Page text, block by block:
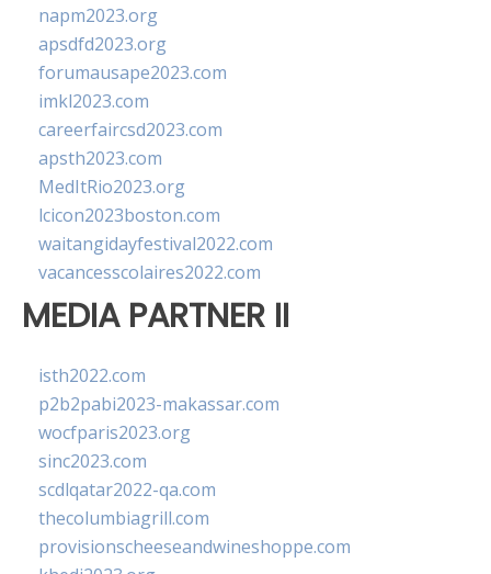
napm2023.org
apsdfd2023.org
forumausape2023.com
imkl2023.com
careerfaircsd2023.com
apsth2023.com
MedItRio2023.org
lcicon2023boston.com
waitangidayfestival2022.com
vacancesscolaires2022.com
MEDIA PARTNER II
isth2022.com
p2b2pabi2023-makassar.com
wocfparis2023.org
sinc2023.com
scdlqatar2022-qa.com
thecolumbiagrill.com
provisionscheeseandwineshoppe.com